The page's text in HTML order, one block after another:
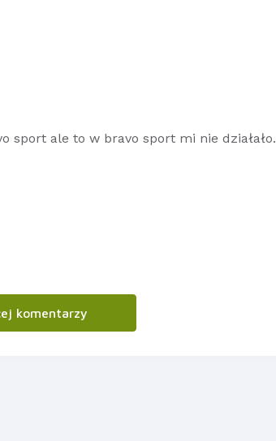
sport ale to w bravo sport mi nie działało.
komentarzy